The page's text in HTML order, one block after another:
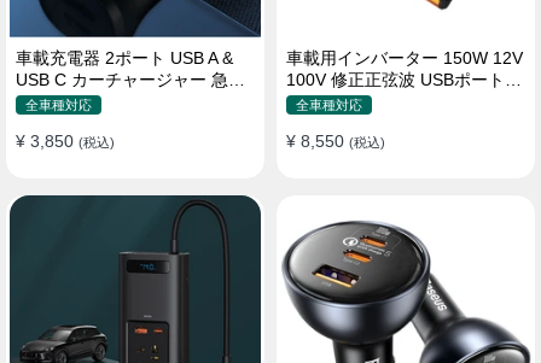
車載充電器 2ポート USB A &
USB C カーチャージャー 急速
充電USB [36W 12V-24V ]
全車種対応
¥ 3,850 (税込)
車載用インバーター 150W 12V
100V 修正正弦波 USBポート2
口 コンバーター 防災用品 チャ
全車種対応
¥ 8,550 (税込)